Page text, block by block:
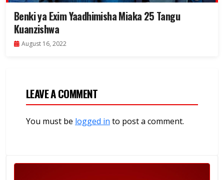
Benki ya Exim Yaadhimisha Miaka 25 Tangu
Kuanzishwa
August 16, 2022
LEAVE A COMMENT
You must be logged in to post a comment.